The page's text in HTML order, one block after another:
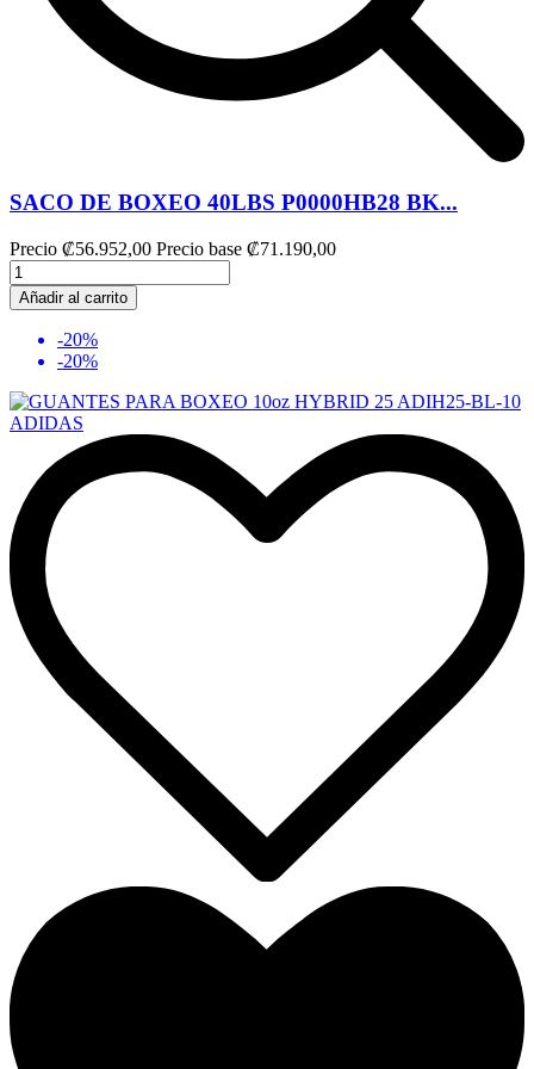
SACO DE BOXEO 40LBS P0000HB28 BK...
Precio ₡56.952,00 Precio base ₡71.190,00
Añadir al carrito
-20%
-20%